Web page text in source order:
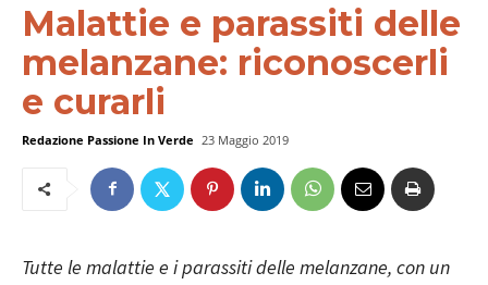
Malattie e parassiti delle
melanzane: riconoscerli
e curarli
Redazione Passione In Verde 23 Maggio 2019
Tutte le malattie e i parassiti delle melanzane, con un